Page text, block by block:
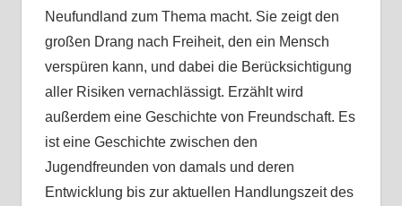
Neufundland zum Thema macht. Sie zeigt den
großen Drang nach Freiheit, den ein Mensch
verspüren kann, und dabei die Berücksichtigung
aller Risiken vernachlässigt. Erzählt wird
außerdem eine Geschichte von Freundschaft. Es
ist eine Geschichte zwischen den
Jugendfreunden von damals und deren
Entwicklung bis zur aktuellen Handlungszeit des